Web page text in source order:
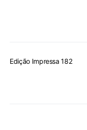
Edição Impressa 182